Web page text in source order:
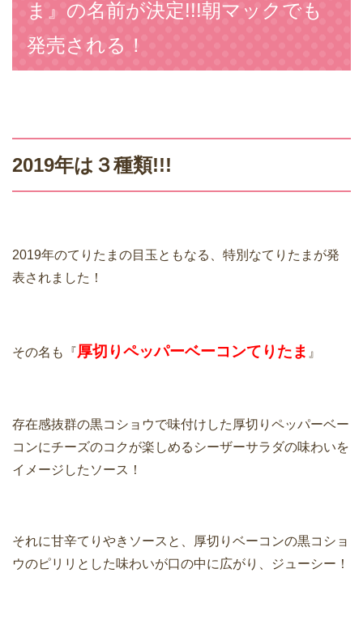
ま』の名前が決定!!!朝マックでも
発売される！
2019年は３種類!!!
2019年のてりたまの目玉ともなる、特別なてりたまが発
表されました！
その名も『厚切りペッパーベーコンてりたま 』
存在感抜群の黒コショウで味付けした厚切りペッパーベー
コンにチーズのコクが楽しめるシーザーサラダの味わいを
イメージしたソース！
それに甘辛てりやきソースと、厚切りベーコンの黒コショ
ウのピリリとした味わいが口の中に広がり、ジューシー！